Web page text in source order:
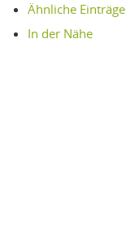
Ähnliche Einträge
In der Nähe